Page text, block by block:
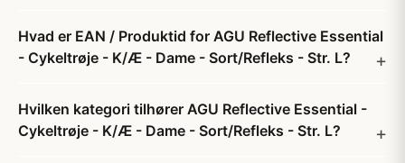
Hvad er EAN / Produktid for AGU Reflective Essential
- Cykeltrøje - K/Æ - Dame - Sort/Refleks - Str. L?
Hvilken kategori tilhører AGU Reflective Essential -
Cykeltrøje - K/Æ - Dame - Sort/Refleks - Str. L?